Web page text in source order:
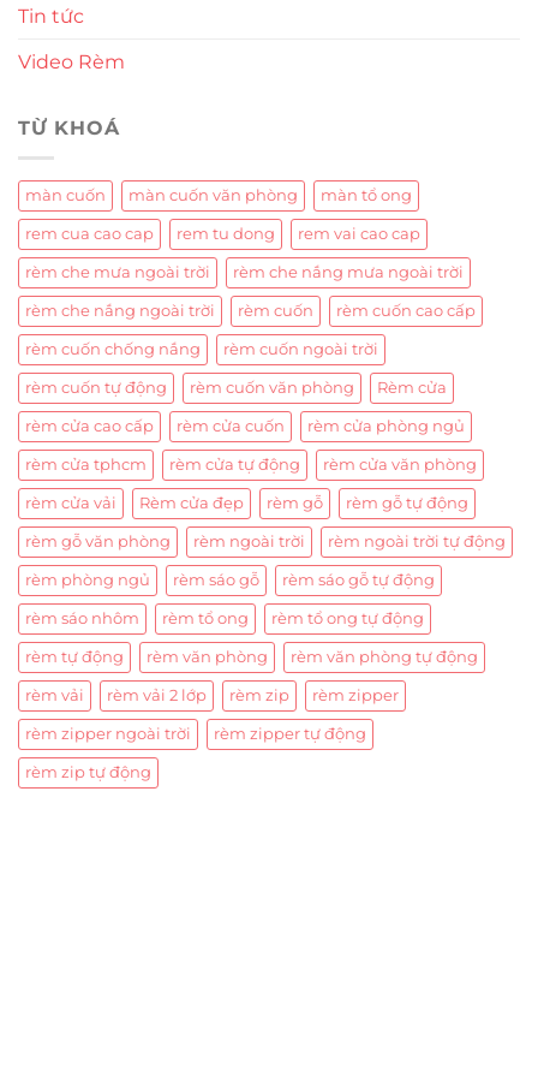
Tin tức
Video Rèm
TỪ KHOÁ
màn cuốn màn cuốn văn phòng màn tổ ong
rem cua cao cap rem tu dong rem vai cao cap
rèm che mưa ngoài trời rèm che nắng mưa ngoài trời
rèm che nắng ngoài trời rèm cuốn rèm cuốn cao cấp
rèm cuốn chống nắng rèm cuốn ngoài trời
rèm cuốn tự động rèm cuốn văn phòng Rèm cửa
rèm cửa cao cấp rèm cửa cuốn rèm cửa phòng ngủ
rèm cửa tphcm rèm cửa tự động rèm cửa văn phòng
rèm cửa vải Rèm cửa đẹp rèm gỗ rèm gỗ tự động
rèm gỗ văn phòng rèm ngoài trời rèm ngoài trời tự động
rèm phòng ngủ rèm sáo gỗ rèm sáo gỗ tự động
rèm sáo nhôm rèm tổ ong rèm tổ ong tự động
rèm tự động rèm văn phòng rèm văn phòng tự động
rèm vải rèm vải 2 lớp rèm zip rèm zipper
rèm zipper ngoài trời rèm zipper tự động
rèm zip tự động